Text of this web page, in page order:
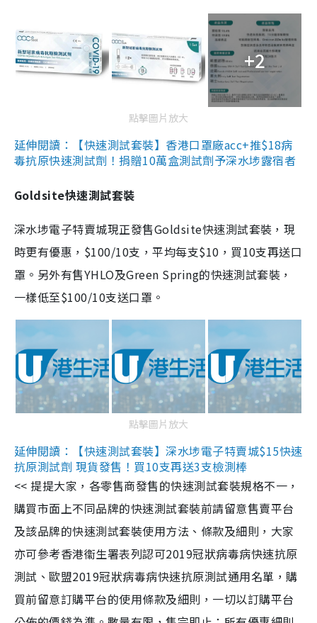
+2
點擊圖片放大
延伸閱讀：【快速測試套裝】香港口罩廠acc+推$18病
毒抗原快速測試劑！捐贈10萬盒測試劑予深水埗露宿者
Goldsite快速測試套裝
深水埗電子特賣城現正發售Goldsite快速測試套裝，現
時更有優惠，$100/10支，平均每支$10，買10支再送口
罩。另外有售YHLO及Green Spring的快速測試套裝，
一樣低至$100/10支送口罩。
點擊圖片放大
延伸閱讀：【快速測試套裝】深水埗電子特賣城$15快速
抗原測試劑 現貨發售！買10支再送3支檢測棒
<< 提提大家，各零售商發售的快速測試套裝規格不一，
購買市面上不同品牌的快速測試套裝前請留意售賣平台
及該品牌的快速測試套裝使用方法、條款及細則，大家
亦可參考香港衞生署表列認可2019冠狀病毒病快速抗原
測試、歐盟2019冠狀病毒病快速抗原測試通用名單，購
買前留意訂購平台的使用條款及細則，一切以訂購平台